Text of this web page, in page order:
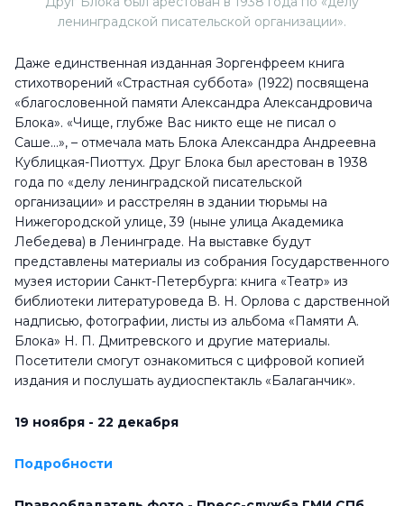
ленинградской писательской организации».
Даже единственная изданная Зоргенфреем книга
стихотворений «Страстная суббота» (1922) посвящена
«благословенной памяти Александра Александровича
Блока». «Чище, глубже Вас никто еще не писал о
Саше…», – отмечала мать Блока Александра Андреевна
Кублицкая-Пиоттух. Друг Блока был арестован в 1938
года по «делу ленинградской писательской
организации» и расстрелян в здании тюрьмы на
Нижегородской улице, 39 (ныне улица Академика
Лебедева) в Ленинграде. На выставке будут
представлены материалы из собрания Государственного
музея истории Санкт-Петербурга: книга «Театр» из
библиотеки литературоведа В. Н. Орлова с дарственной
надписью, фотографии, листы из альбома «Памяти А.
Блока» Н. П. Дмитревского и другие материалы.
Посетители смогут ознакомиться с цифровой копией
издания и послушать аудиоспектакль «Балаганчик».
19 ноября - 22 декабря
Подробности